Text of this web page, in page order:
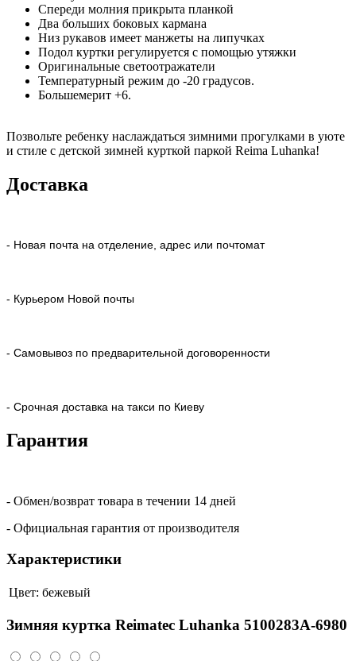
Спереди молния прикрыта планкой
Два больших боковых кармана
Низ рукавов имеет манжеты на липучках
Подол куртки регулируется с помощью утяжки
Оригинальные светоотражатели
Температурный режим до -20 градусов.
Большемерит +6.
Позвольте ребенку наслаждаться зимними прогулками в уюте
и стиле с детской зимней курткой паркой Reima Luhanka!
Доставка
- Новая почта на отделение, адрес или почтомат
- Курьером Новой почты
- Самовывоз по предварительной договоренности
- Срочная доставка на такси по Киеву
Гарантия
- Обмен/возврат товара в течении 14 дней
- Официальная гарантия от производителя
Характеристики
Цвет: бежевый
Зимняя куртка Reimatec Luhanka 5100283A-6980